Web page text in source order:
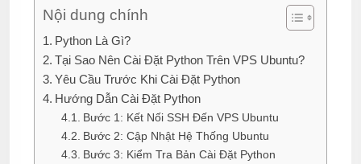
Nội dung chính
Python Là Gì?
Tại Sao Nên Cài Đặt Python Trên VPS Ubuntu?
Yêu Cầu Trước Khi Cài Đặt Python
Hướng Dẫn Cài Đặt Python
Bước 1: Kết Nối SSH Đến VPS Ubuntu
Bước 2: Cập Nhật Hệ Thống Ubuntu
Bước 3: Kiểm Tra Bản Cài Đặt Python